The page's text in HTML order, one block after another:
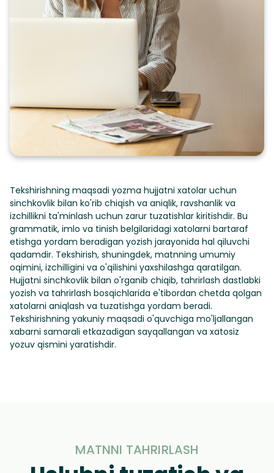
Tekshirishning maqsadi yozma hujjatni xatolar uchun
sinchkovlik bilan ko'rib chiqish va aniqlik, ravshanlik va
izchillikni ta'minlash uchun zarur tuzatishlar kiritishdir. Bu
grammatik, imlo va tinish belgilaridagi xatolarni bartaraf
etishga yordam beradigan yozish jarayonida hal qiluvchi
qadamdir. Tekshirish, shuningdek, matnning umumiy
oqimini, izchilligini va o'qilishini yaxshilashga qaratilgan.
Hujjatni sinchkovlik bilan o'rganib chiqib, tahrirlash dastlabki
yozish va tahrirlash bosqichlarida e'tibordan chetda qolgan
xatolarni aniqlash va tuzatishga yordam beradi.
Tekshirishning yakuniy maqsadi o'quvchiga mo'ljallangan
xabarni samarali etkazadigan sayqallangan va xatosiz
yozuv qismini yaratishdir.
MATNNI TAHRIRLASH